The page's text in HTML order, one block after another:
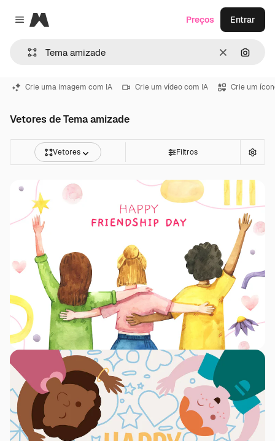
Close menu
Magnific
Limpar
Preços Entrar
Crie uma imagem com IA Crie um vídeo com IA Crie um
Vetores de Tema amizade
Vetores Filtros